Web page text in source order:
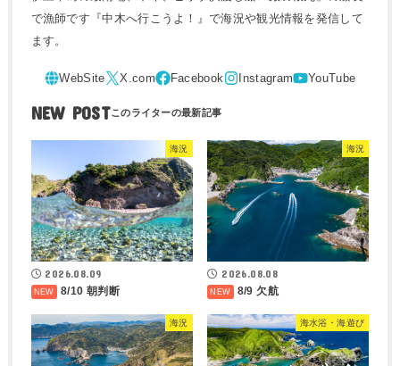
で漁師です『中木へ行こうよ！』で海況や観光情報を発信して
ます。
NEW POST
海況
2026.08.09
8/10 朝判断
海況
2026.08.08
8/9 欠航
海況 海水浴・海遊び